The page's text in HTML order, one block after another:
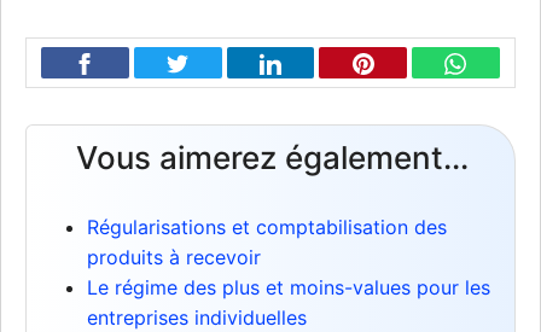
Vous aimerez également...
Régularisations et comptabilisation des
produits à recevoir
Le régime des plus et moins-values pour les
entreprises individuelles